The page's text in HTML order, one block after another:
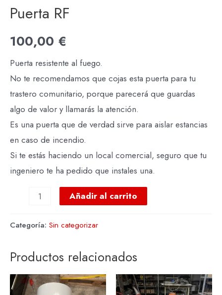
Puerta RF
100,00 €
Puerta resistente al fuego.
No te recomendamos que cojas esta puerta para tu
trastero comunitario, porque parecerá que guardas
algo de valor y llamarás la atención.
Es una puerta que de verdad sirve para aislar estancias
en caso de incendio.
Si te estás haciendo un local comercial, seguro que tu
ingeniero te ha pedido que instales una.
Añadir al carrito
Categoría: Sin categorizar
Productos relacionados